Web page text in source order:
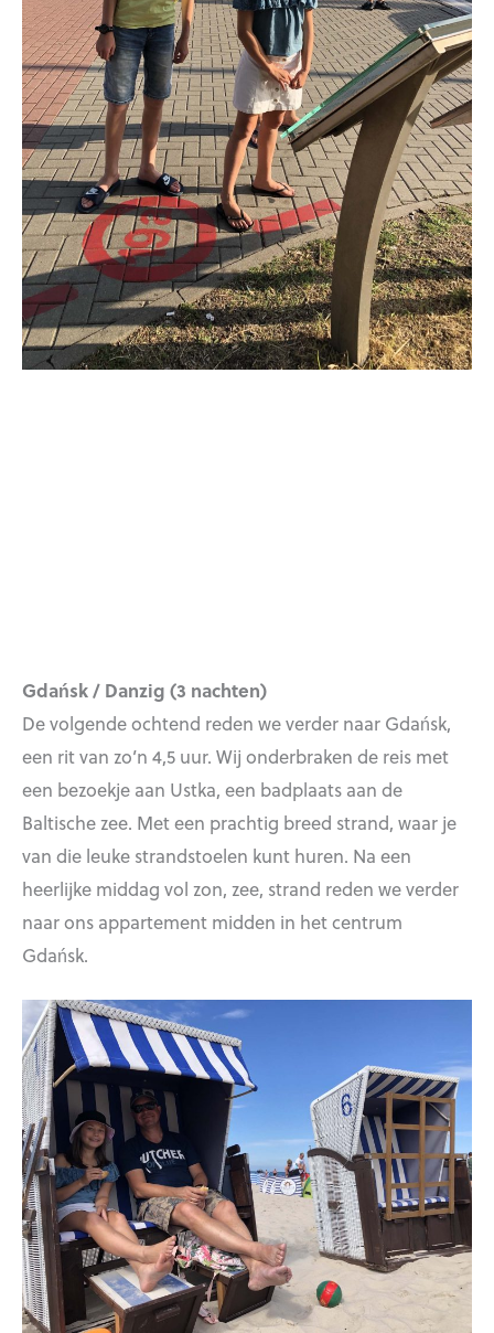
Gdańsk / Danzig (3 nachten)
De volgende ochtend reden we verder naar Gdańsk,
een rit van zo’n 4,5 uur. Wij onderbraken de reis met
een bezoekje aan Ustka, een badplaats aan de
Baltische zee. Met een prachtig breed strand, waar je
van die leuke strandstoelen kunt huren. Na een
heerlijke middag vol zon, zee, strand reden we verder
naar ons appartement midden in het centrum
Gdańsk.